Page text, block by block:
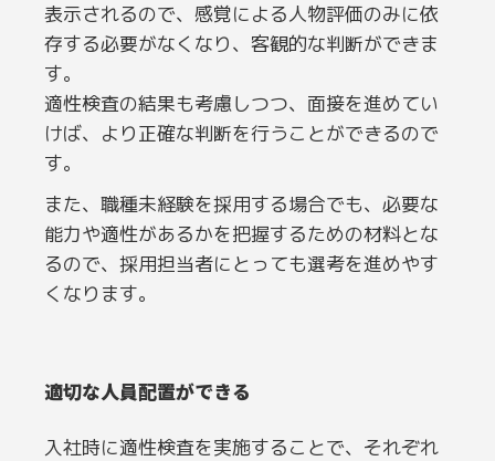
表示されるので、感覚による人物評価のみに依
存する必要がなくなり、客観的な判断ができま
す。
適性検査の結果も考慮しつつ、面接を進めてい
けば、より正確な判断を行うことができるので
す。
また、職種未経験を採用する場合でも、必要な
能力や適性があるかを把握するための材料とな
るので、採用担当者にとっても選考を進めやす
くなります。
適切な人員配置ができる
入社時に適性検査を実施することで、それぞれ